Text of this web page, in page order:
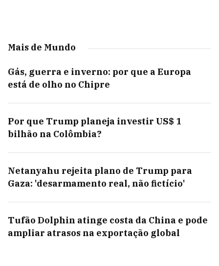
Mais de Mundo
Gás, guerra e inverno: por que a Europa
está de olho no Chipre
Por que Trump planeja investir US$ 1
bilhão na Colômbia?
Netanyahu rejeita plano de Trump para
Gaza: 'desarmamento real, não fictício'
Tufão Dolphin atinge costa da China e pode
ampliar atrasos na exportação global